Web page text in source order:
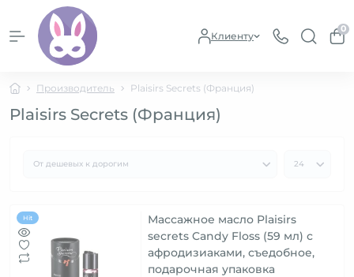
Клиенту
0
Производитель Plaisirs Secrets (Франция)
Plaisirs Secrets (Франция)
Hit
Массажное масло Plaisirs
secrets Candy Floss (59 мл) с
афродизиаками, съедобное,
подарочная упаковка